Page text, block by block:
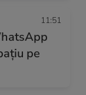
11:51
pe